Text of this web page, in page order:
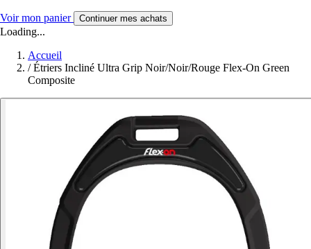
Voir mon panier Continuer mes achats
Loading...
Accueil
/ Étriers Incliné Ultra Grip Noir/Noir/Rouge Flex-On Green
Composite